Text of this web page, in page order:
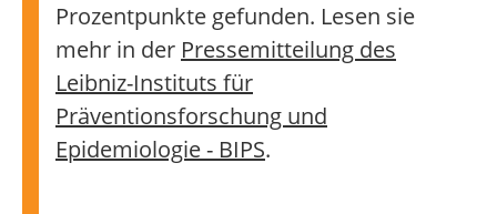
Prozentpunkte gefunden. Lesen sie
mehr in der Pressemitteilung des
Leibniz-Instituts für
Präventionsforschung und
Epidemiologie - BIPS.